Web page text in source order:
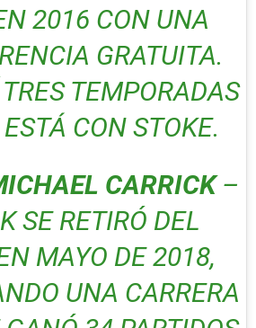
2016 CON UNA
GRATUITA.
TEMPORADAS
CON STOKE.
CARRICK–
SE RETIRÓ DEL
MAYO DE 2018,
UNA CARRERA